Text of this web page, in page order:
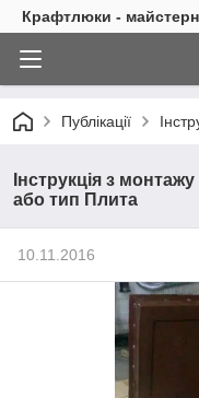
Крафтлюки -
Публікації
Інструкція з
або тип Плита
10.11.2016